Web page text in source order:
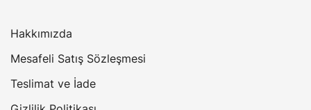
Hakkımızda
Mesafeli Satış Sözleşmesi
Teslimat ve İade